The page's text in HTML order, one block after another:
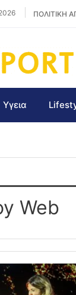
ΠΟΛΙΤΙΚΗ
Υγεια
Web